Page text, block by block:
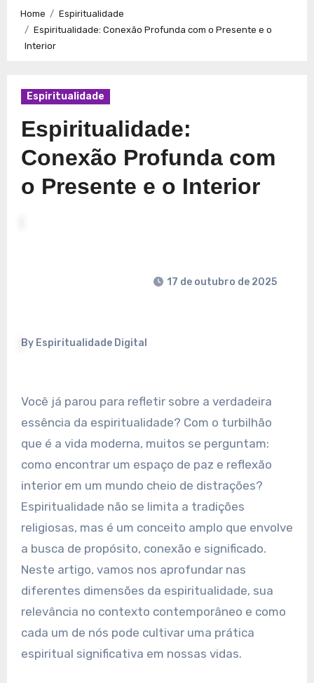
Caminhos para a Plenitude no Presente
Espiritualidade: Conexão e Significado no Presente
Home
Espiritualidade
Espiritualidade: Conexão Profunda com o Presente e o
Interior
Espiritualidade
Espiritualidade:
Conexão Profunda com
o Presente e o Interior
By Espiritualidade Digital
17 de outubro de 2025
Você já parou para refletir sobre a verdadeira
essência da espiritualidade? Com o turbilhão
que é a vida moderna, muitos se perguntam:
como encontrar um espaço de paz e reflexão
interior em um mundo cheio de distrações?
Espiritualidade não se limita a tradições
religiosas, mas é um conceito amplo que envolve
a busca de propósito, conexão e significado.
Neste artigo, vamos nos aprofundar nas
diferentes dimensões da espiritualidade, sua
relevância no contexto contemporâneo e como
cada um de nós pode cultivar uma prática
espiritual significativa em nossas vidas.